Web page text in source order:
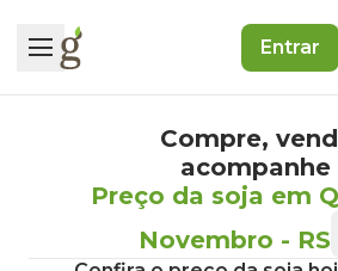
Entrar
Compre,
acompanhe
Preço da soja em
Novembro - RS